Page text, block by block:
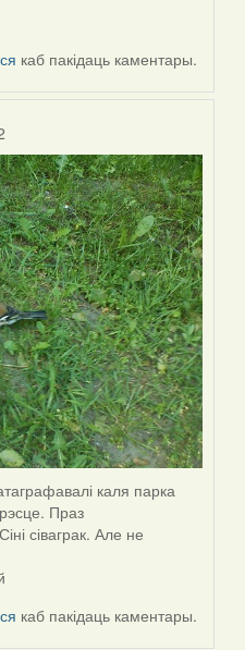
каб пакідаць каментары.
каля парка
Праз
сіваграк. Але не
каб пакідаць каментары.